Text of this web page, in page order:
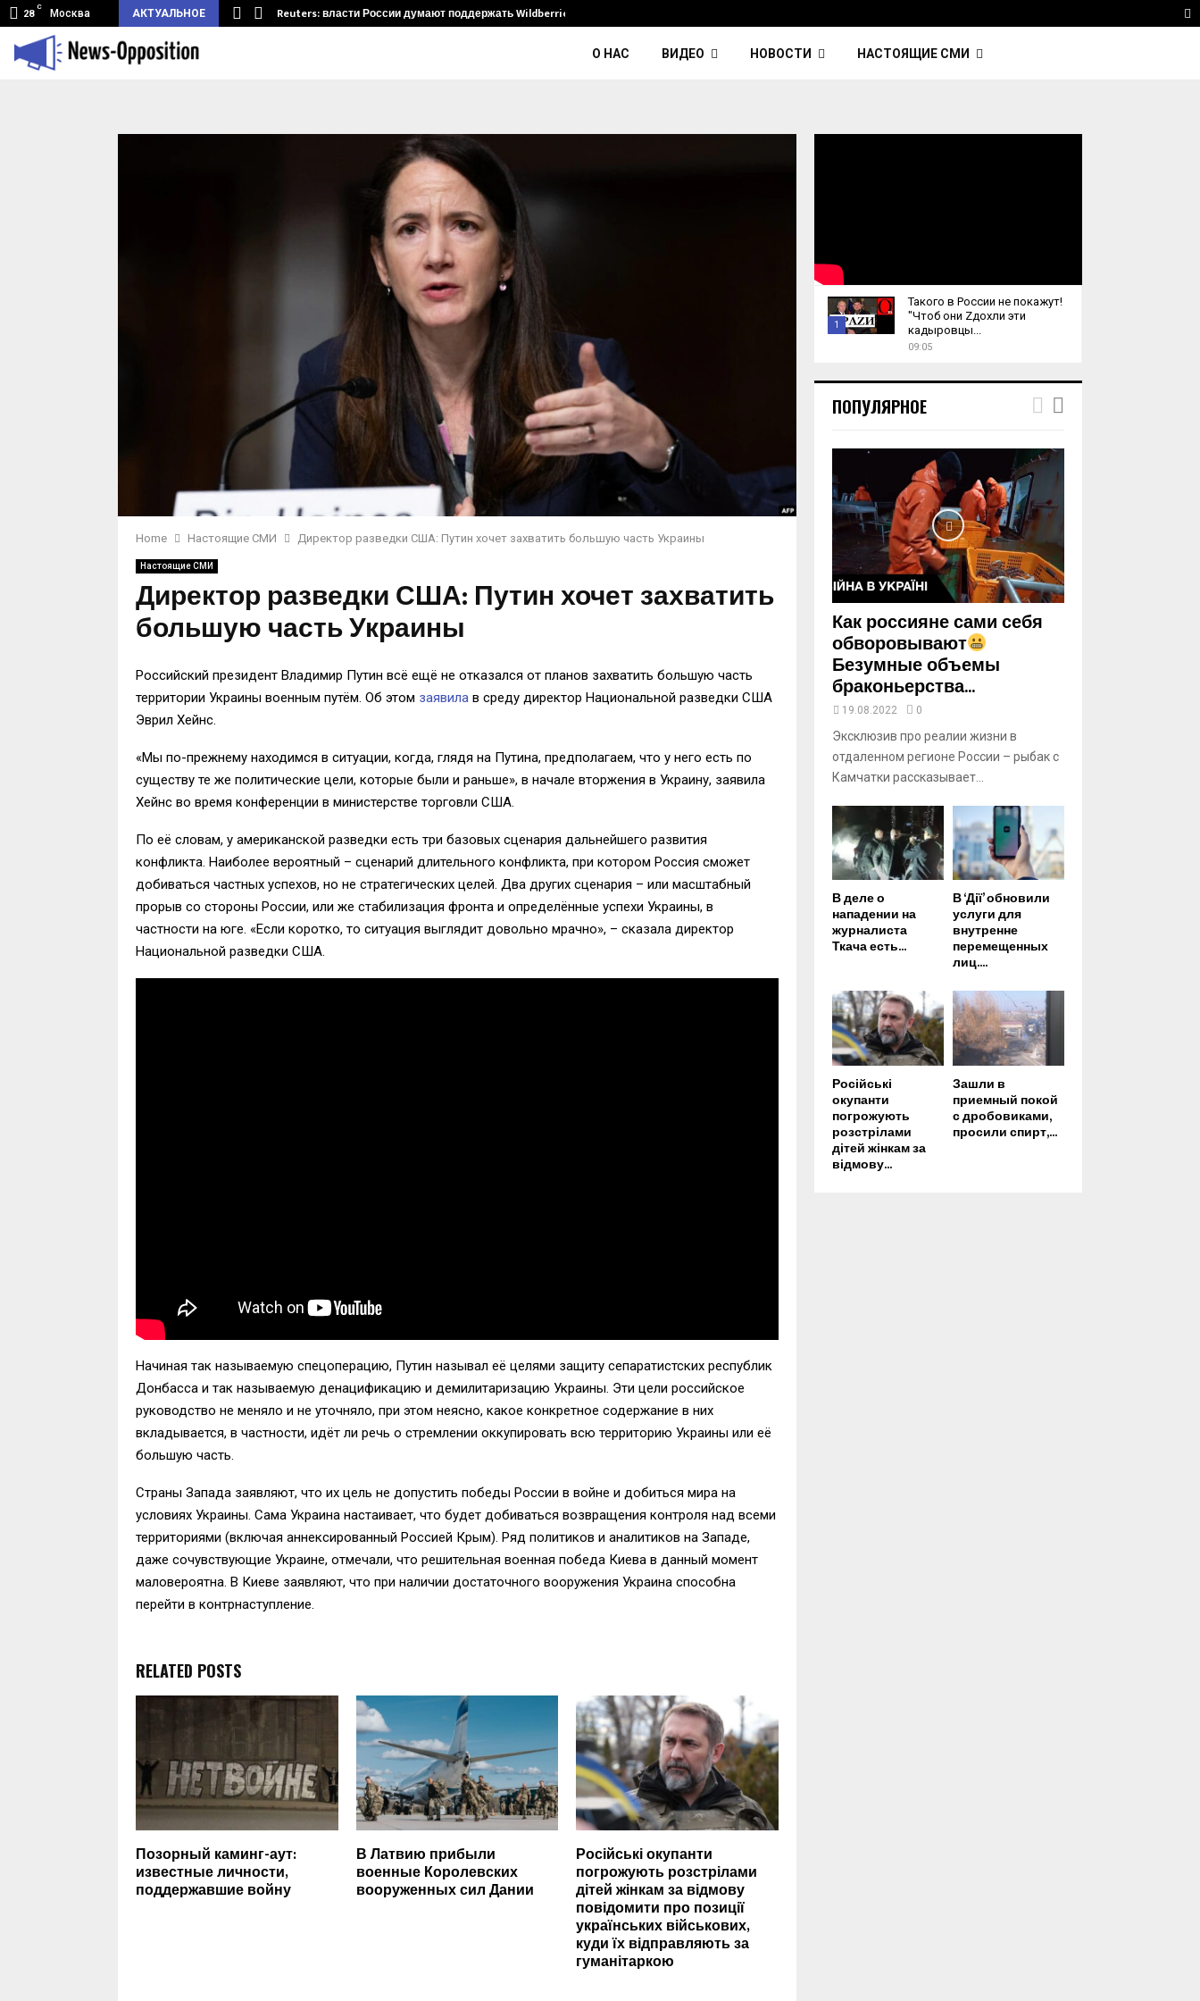
28
C
Москва АКТУАЛЬНОЕ
туннель из Беларуси.… Reuters: власти России думают поддержать Wildberries и его…
О НАС ВИДЕО НОВОСТИ НАСТОЯЩИЕ СМИ
Home Настоящие СМИ Директор разведки США: Путин хочет захватить большую часть Украины
Настоящие СМИ
Директор разведки США: Путин хочет захватить
большую часть Украины
Российский президент Владимир Путин всё ещё не отказался от планов захватить большую часть
территории Украины военным путём. Об этом заявила в среду директор Национальной разведки США
Эврил Хейнс.
«Мы по-прежнему находимся в ситуации, когда, глядя на Путина, предполагаем, что у него есть по
существу те же политические цели, которые были и раньше», в начале вторжения в Украину, заявила
Хейнс во время конференции в министерстве торговли США.
По её словам, у американской разведки есть три базовых сценария дальнейшего развития
конфликта. Наиболее вероятный – сценарий длительного конфликта, при котором Россия сможет
добиваться частных успехов, но не стратегических целей. Два других сценария – или масштабный
прорыв со стороны России, или же стабилизация фронта и определённые успехи Украины, в
частности на юге. «Если коротко, то ситуация выглядит довольно мрачно», – сказала директор
Национальной разведки США.
Начиная так называемую спецоперацию, Путин называл её целями защиту сепаратистских республик
Донбасса и так называемую денацификацию и демилитаризацию Украины. Эти цели российское
руководство не меняло и не уточняло, при этом неясно, какое конкретное содержание в них
вкладывается, в частности, идёт ли речь о стремлении оккупировать всю территорию Украины или её
большую часть.
Страны Запада заявляют, что их цель не допустить победы России в войне и добиться мира на
условиях Украины. Сама Украина настаивает, что будет добиваться возвращения контроля над всеми
территориями (включая аннексированный Россией Крым). Ряд политиков и аналитиков на Западе,
даже сочувствующие Украине, отмечали, что решительная военная победа Киева в данный момент
маловероятна. В Киеве заявляют, что при наличии достаточного вооружения Украина способна
перейти в контрнаступление.
RELATED POSTS
Позорный каминг-аут:
известные личности,
поддержавшие войну
В Латвию прибыли
военные Королевских
вооруженных сил Дании
Російські окупанти
погрожують розстрілами
дітей жінкам за відмову
повідомити про позиції
українських військових,
куди їх відправляють за
гуманітаркою
1
u
m
u
b
e
Такого в России не покажут!
"Чтоб они Zдохли эти
кадыровцы...
09:05
ПОПУЛЯРНОЕ
Как россияне сами себя
обворовывают
Безумные объемы
браконьерства...
19.08.2022 0
Эксклюзив про реалии жизни в
отдаленном регионе России – рыбак с
Камчатки рассказывает...
В деле о
нападении на
журналиста
Ткача есть...
В ‘Дії’ обновили
услуги для
внутренне
перемещенных
лиц....
Російські
окупанти
погрожують
розстрілами
дітей жінкам за
відмову...
Зашли в
приемный покой
с дробовиками,
просили спирт,...